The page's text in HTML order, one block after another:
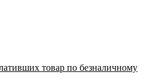
товар по безналичному